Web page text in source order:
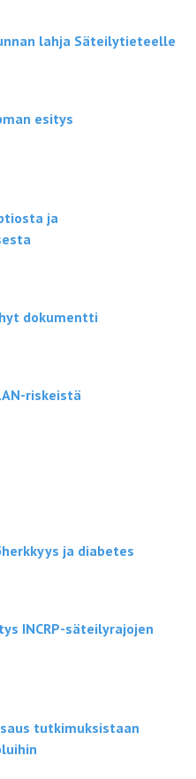
lahja Säteilytieteelle
esitys
ja
dokumentti
riskeistä
ja diabetes
INCRP-säteilyrajojen
tutkimuksistaan